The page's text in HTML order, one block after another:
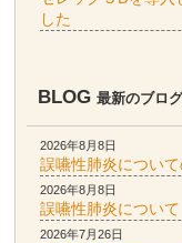
した
BLOG 最新のブロ
2026年8月8日
誤嚥性肺炎について
2026年8月8日
誤嚥性肺炎について
2026年7月26日